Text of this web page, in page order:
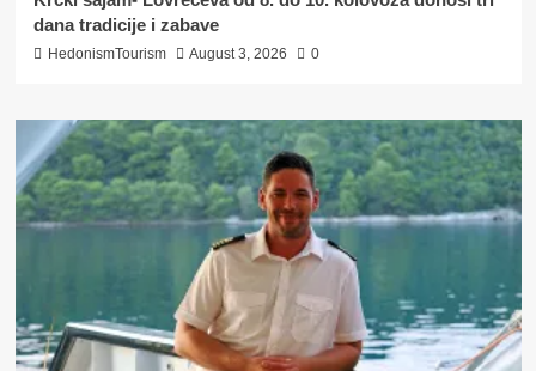
dana tradicije i zabave
HedonismTourism August 3, 2026 0